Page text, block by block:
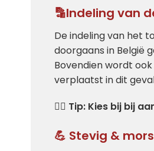
🔡Indeling van
De indeling van het
doorgaans in België
Bovendien wordt
verplaatst in dit
🧑‍⚕️ Tip: Kies bij bij
💪 Stevig &